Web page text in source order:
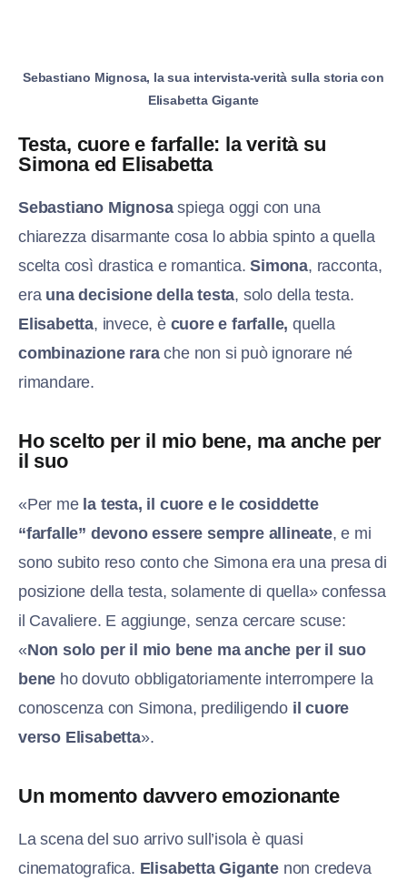
Sebastiano Mignosa, la sua intervista-verità sulla storia con
Elisabetta Gigante
Testa, cuore e farfalle: la verità su
Simona ed Elisabetta
Sebastiano Mignosaspiega oggi con una
chiarezza disarmante cosa lo abbia spinto a quella
scelta così drastica e romantica.Simona, racconta,
era una decisione della testa, solo della testa.
Elisabetta, invece, è cuore e farfalle, quella
combinazione rarache non si può ignorare né
rimandare.
Ho scelto per il mio bene, ma anche per
il suo
«Per me la testa, il cuore e le cosiddette
“farfalle” devono essere sempre allineate, e mi
sono subito reso conto che Simona era una presa di
posizione della testa, solamente di quella» confessa
il Cavaliere. E aggiunge, senza cercare scuse:
«Non solo per il mio bene ma anche per il suo
bene ho dovuto obbligatoriamente interrompere la
conoscenza con Simona, prediligendo il cuore
verso Elisabetta».
Un momento davvero emozionante
La scena del suo arrivo sull’isola è quasi
cinematografica. Elisabetta Gigante non credeva